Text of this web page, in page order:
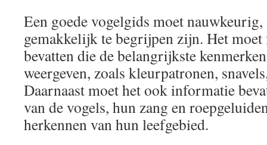
Een goede vogelgids moet
gemakkelijk te begrijpen zijn. Het
bevatten die de belangrijkste
weergeven, zoals kleurpatronen,
Daarnaast moet het ook informatie
van de vogels, hun zang en
herkennen van hun leefgebied.